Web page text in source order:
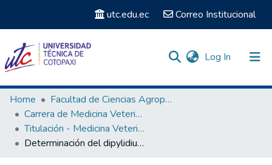
utc.edu.ec Correo Institucional
Log In (current)
Communities & Collections
Search
Statistics
Home
Facultad de Ciencias Agropecuarias y Recursos Naturales
Carrera de Medicina Veterinaria
Titulación - Medicina Veterinaria
Determinación del dipylidium caninum a través del método de sedimentación en caninos de 1 mes a un año de edad, en la parroquia La Magdalena del Distrito Metropolitano de Quito.